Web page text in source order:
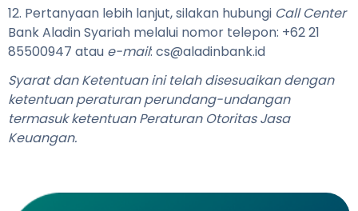
12. Pertanyaan lebih lanjut, silakan hubungi Call Center
Bank Aladin Syariah melalui nomor telepon: +62 21
85500947 atau e-mail: cs@aladinbank.id
Syarat dan Ketentuan ini telah disesuaikan dengan
ketentuan peraturan perundang-undangan
termasuk ketentuan Peraturan Otoritas Jasa
Keuangan.